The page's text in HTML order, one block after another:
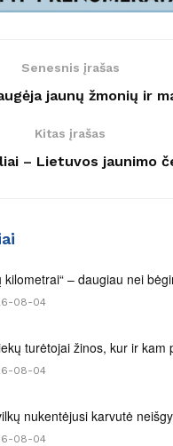
Senesnis įrašas
jaunų žmonių ir
Kitas įrašas
– Lietuvos jaunimo
kilometrai“ – daugiau nei
08-04
turėtojai žinos, kur ir kam
08-04
nukentėjusi karvutė
08-04